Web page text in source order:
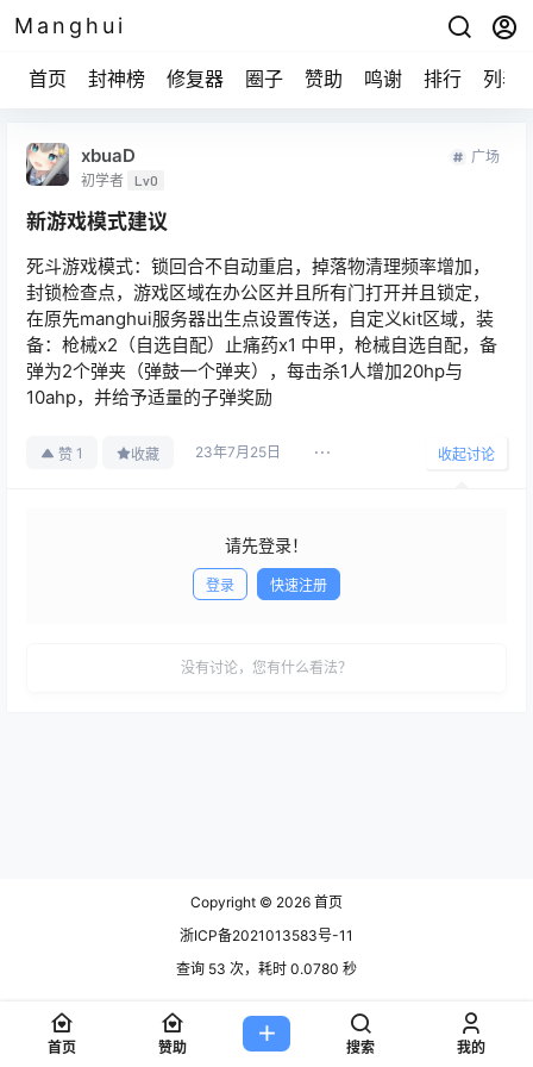
Manghui
首页 封神榜 修复器 圈子 赞助 鸣谢 排行 列表
xbuaD
初学者 Lv0
广场
新游戏模式建议
死斗游戏模式：锁回合不自动重启，掉落物清理频率增加，
封锁检查点，游戏区域在办公区并且所有门打开并且锁定，
在原先manghui服务器出生点设置传送，自定义kit区域，装
备：枪械x2（自选自配）止痛药x1 中甲，枪械自选自配，备
弹为2个弹夹（弹鼓一个弹夹），每击杀1人增加20hp与
10ahp，并给予适量的子弹奖励
赞 1 收藏 23年7月25日 收起讨论
请先登录！
登录 快速注册
没有讨论，您有什么看法？
Copyright © 2026 首页
浙ICP备2021013583号-11
查询 53 次，耗时 0.0780 秒
首页 赞助 搜索 我的